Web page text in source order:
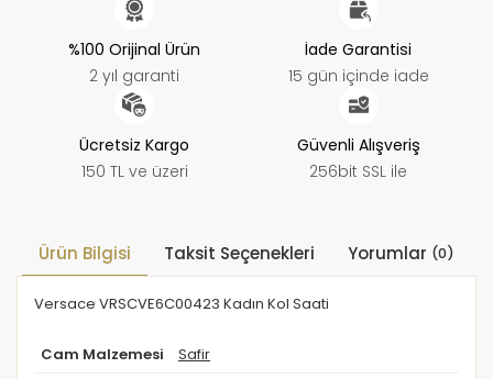
%100 Orijinal Ürün
2 yıl garanti
İade Garantisi
15 gün içinde iade
Ücretsiz Kargo
150 TL ve üzeri
Güvenli Alışveriş
256bit SSL ile
Ürün Bilgisi Taksit Seçenekleri Yorumlar (0)
Versace VRSCVE6C00423 Kadın Kol Saati
Cam Malzemesi Safir